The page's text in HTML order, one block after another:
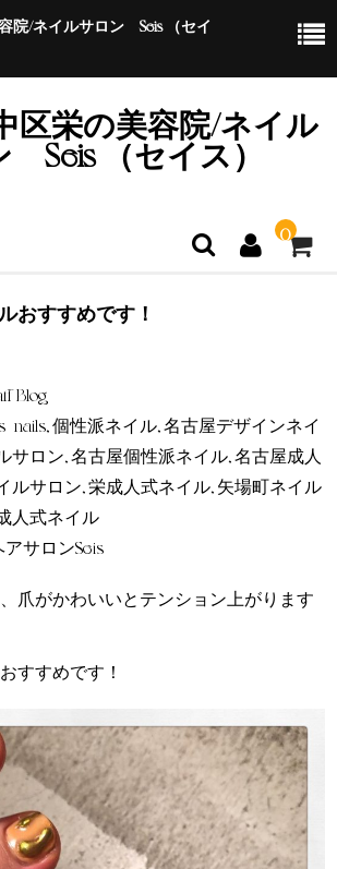
院/ネイルサロン Seis （セイ
区栄の美容院/ネイル
Seis （セイス）
0
づく表示
おすすめです！
Blog
,個性派ネイル ,名古屋デザインネイ
サロン 名古屋個性派ネイル, 名古屋成人
ルサロン 栄成人式ネイル, 矢場町ネイル
人式ネイル
サロンSeis
爪がかわいいとテンション上がります
すすめです！